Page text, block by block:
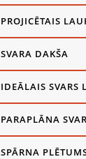
PROJICĒTAIS
SVARA DAKŠA
IDEĀLAIS SVARS
PARAPLĀNA
SPĀRNA